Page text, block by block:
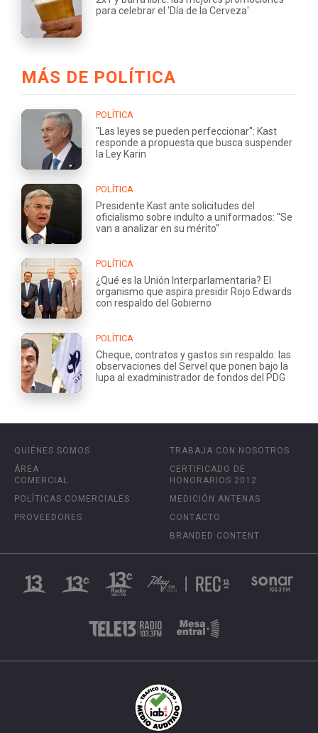
para celebrar el 'Día de la Cerveza'
MÁS DE POLÍTICA
POLÍTICA
"Las leyes se pueden perfeccionar": Kast
responde a propuesta que busca suspender
la Ley Karin
POLÍTICA
Presidente Kast ante solicitudes del
oficialismo sobre indulto a uniformados: "Se
van a analizar en su mérito"
POLÍTICA
¿Qué es la Unión Interparlamentaria? El
organismo que aspira presidir Rojo Edwards
con respaldo del Gobierno
POLÍTICA
Cheque, contratos y gastos sin respaldo: las
observaciones del Servel que ponen bajo la
lupa al exadministrador de fondos del PDG
QUIÉNES SOMOS
ÁREA
COMERCIAL
POLÍTICAS COMERCIALES
PROVEEDORES
TRABAJA CON NOSOTROS
CERTIFICADO DE
HONORARIOS 2012
MEDICIÓN ANTENAS
CONTACTO
BRANDED CONTENT